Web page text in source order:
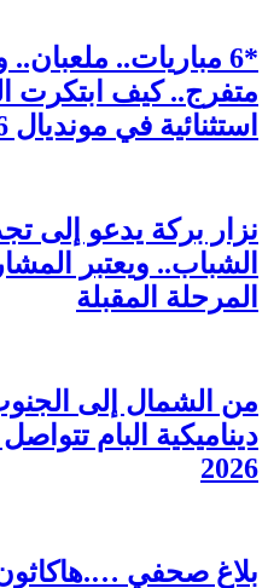
متفرج.. كيف ابتكرت
استثنائية في مونديال 2026*
نزار بركة يدعو إلى
الشباب.. ويعتبر
المرحلة المقبلة
من الشمال إلى
ديناميكية البام
2026